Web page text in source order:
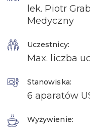
lek. Piotr
Medyczny
Uczestnicy:
Max. liczba
Stanowiska:
6 aparatów
Wyżywienie: